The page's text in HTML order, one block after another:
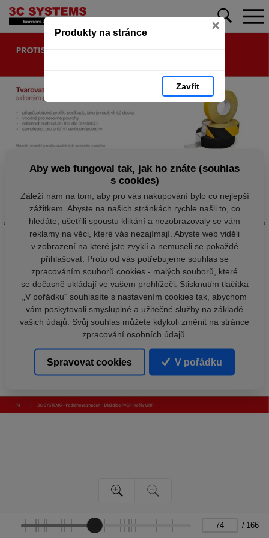
Produkty na stránce ×
Zavřít
/ 166
Aby web fungoval tak, jak ho znáte (souhlas
s cookies)
Záleží nám na tom, aby pro vás nakupování bylo co nejlepší
zážitkem. Abyste na našich stránkách rychle našli to, co
hledáte, ušetřili spoustu klikání a nezobrazovaly se vám
reklamy na věci, které vás nezajímají. Abyste web viděli
v zobrazení na které jste zvyklí a nemuseli se pokaždé
přihlašovat. Proto od vás potřebujeme souhlas se
zpracováním souborů cookies - malých souborů, které
se dočasně ukládají ve vašem prohlížeči. Stisknutím tlačítka
„V pořádku“ souhlasíte s nastavením cookies tak, abychom
vám poskytovali smysluplné a užitečné služby na základě
vašich údajů. Svůj souhlas můžete kdykoli změnit na stránce
zpracování osobních údajů.
Spravovat cookies V pořádku